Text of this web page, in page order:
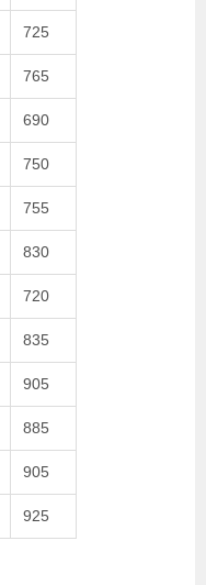
725
765
690
750
755
830
720
835
905
885
905
925